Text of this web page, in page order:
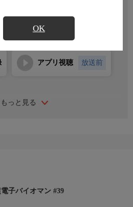
OK
実施中
もっと見る
アプリ視聴 放送前
、宿命の戦士だったのだ。彼らは、
電子バイオマン #39